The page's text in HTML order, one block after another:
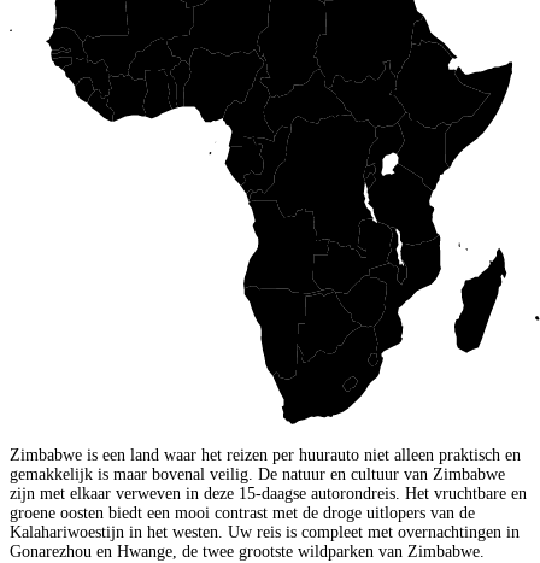
Zimbabwe is een land waar het reizen per huurauto niet alleen praktisch en
gemakkelijk is maar bovenal veilig. De natuur en cultuur van Zimbabwe
zijn met elkaar verweven in deze 15-daagse autorondreis. Het vruchtbare en
groene oosten biedt een mooi contrast met de droge uitlopers van de
Kalahariwoestijn in het westen. Uw reis is compleet met overnachtingen in
Gonarezhou en Hwange, de twee grootste wildparken van Zimbabwe.